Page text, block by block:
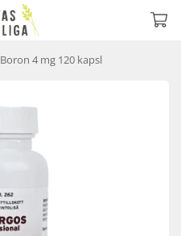
Boron 4 mg 120 kapsl